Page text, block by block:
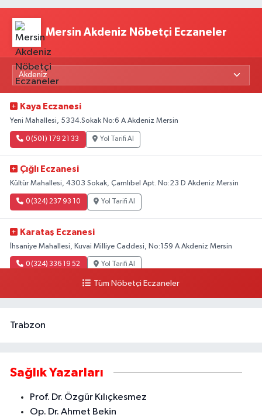
Mersin Akdeniz Nöbetçi Eczaneler
Kaya Eczanesi
Yeni Mahallesi, 5334.Sokak No:6 A Akdeniz Mersin
0 (501) 179 21 33 Yol Tarifi Al
Çığlı Eczanesi
Kültür Mahallesi, 4303 Sokak, Çamlıbel Apt. No:23 D Akdeniz Mersin
0 (324) 237 93 10 Yol Tarifi Al
Karataş Eczanesi
İhsaniye Mahallesi, Kuvai Milliye Caddesi, No:159 A Akdeniz Mersin
0 (324) 336 19 52 Yol Tarifi Al
Tüm Nöbetçi Eczaneler
Trabzon
Sağlık Yazarları
Prof. Dr. Özgür Kılıçkesmez
Op. Dr. Ahmet Bekin